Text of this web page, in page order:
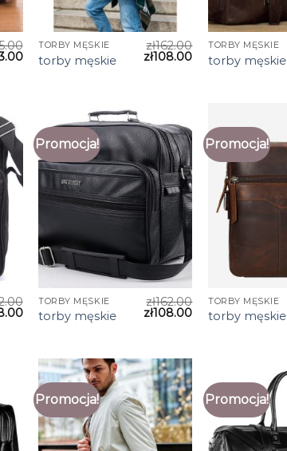
TORBY MĘSKIE
torby męskie
zł162.00
zł108.00
TORBY MĘSKIE
torby męskie
Promocja!
TORBY MĘSKIE
torby męskie
zł162.00
zł108.00
Promocja!
TORBY MĘSKIE
torby męskie
Promocja! Promocja!